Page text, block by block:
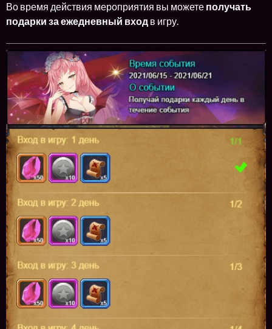
Во время действия мероприятия вы можете получать
подарки за ежедневный вход в игру.